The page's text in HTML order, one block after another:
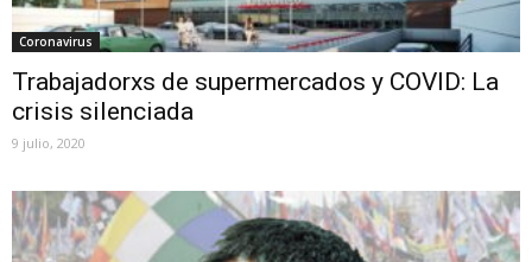
Coronavirus
Trabajadorxs de supermercados y COVID: La
crisis silenciada
9 julio, 2020